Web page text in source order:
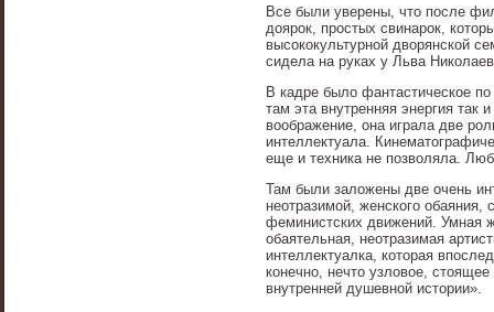
Все были уверены, что после
доярок, простых свинарок,
высококультурной дворянской
сидела на руках у Льва
В кадре было фантастическое
там эта внутренняя энергия так
воображение, она играла две
интеллектуала.
еще и техника не позволяла.
Там были заложены две очень
неотразимой, женского
феминистских движений. Умная
обаятельная, неотразимая
интеллектуалка, которая
конечно, нечто узловое,
внутренней душевной истории».